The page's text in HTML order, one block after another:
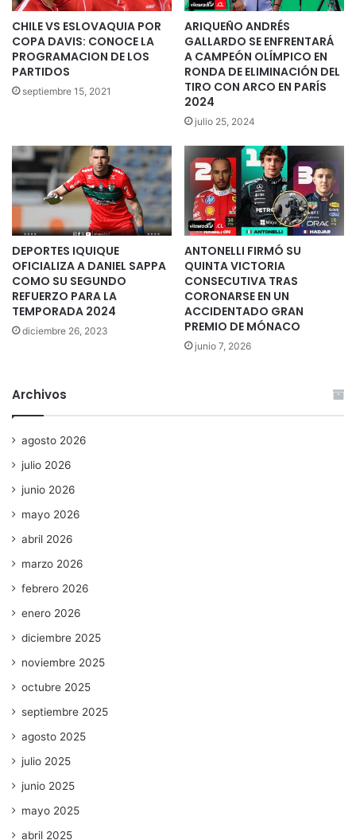
CHILE VS ESLOVAQUIA POR
COPA DAVIS: CONOCE LA
PROGRAMACION DE LOS
PARTIDOS
septiembre 15, 2021
ARIQUEÑO ANDRÉS
GALLARDO SE ENFRENTARÁ
A CAMPEÓN OLÍMPICO EN
RONDA DE ELIMINACIÓN DEL
TIRO CON ARCO EN PARÍS
2024
julio 25, 2024
DEPORTES IQUIQUE
OFICIALIZA A DANIEL SAPPA
COMO SU SEGUNDO
REFUERZO PARA LA
TEMPORADA 2024
diciembre 26, 2023
ANTONELLI FIRMÓ SU
QUINTA VICTORIA
CONSECUTIVA TRAS
CORONARSE EN UN
ACCIDENTADO GRAN
PREMIO DE MÓNACO
junio 7, 2026
Archivos
agosto 2026
julio 2026
junio 2026
mayo 2026
abril 2026
marzo 2026
febrero 2026
enero 2026
diciembre 2025
noviembre 2025
octubre 2025
septiembre 2025
agosto 2025
julio 2025
junio 2025
mayo 2025
abril 2025